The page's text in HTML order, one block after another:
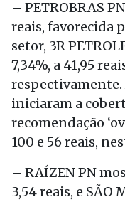
– PETROBRAS
reais, favorecida
setor, 3R
7,34%, a 41,95
iniciaram a
recomendação
100 e 56 reais,
– RAÍZEN PN
3,54 reais, e SÃO